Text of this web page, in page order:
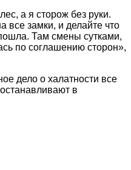
а я сторож без руки.
все замки, и делайте что
Там смены сутками,
по соглашению сторон»,
дело о халатности все
в